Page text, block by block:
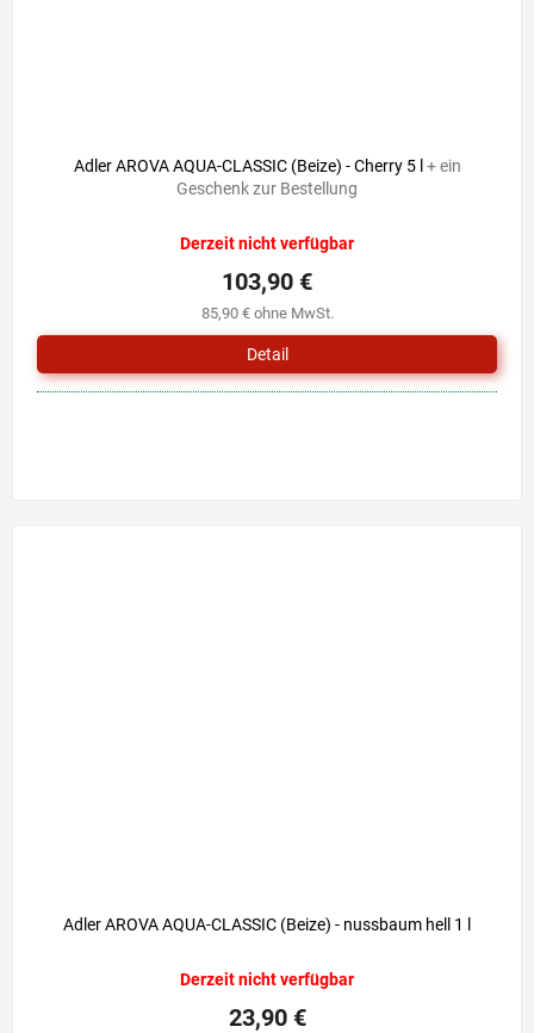
Adler AROVA AQUA-CLASSIC (Beize) - Cherry 5 l + ein
Geschenk zur Bestellung
Derzeit nicht verfügbar
85,90 € ohne MwSt.
103,90 €
Detail
Adler AROVA AQUA-CLASSIC (Beize) - nussbaum hell 1 l
Derzeit nicht verfügbar
23,90 €